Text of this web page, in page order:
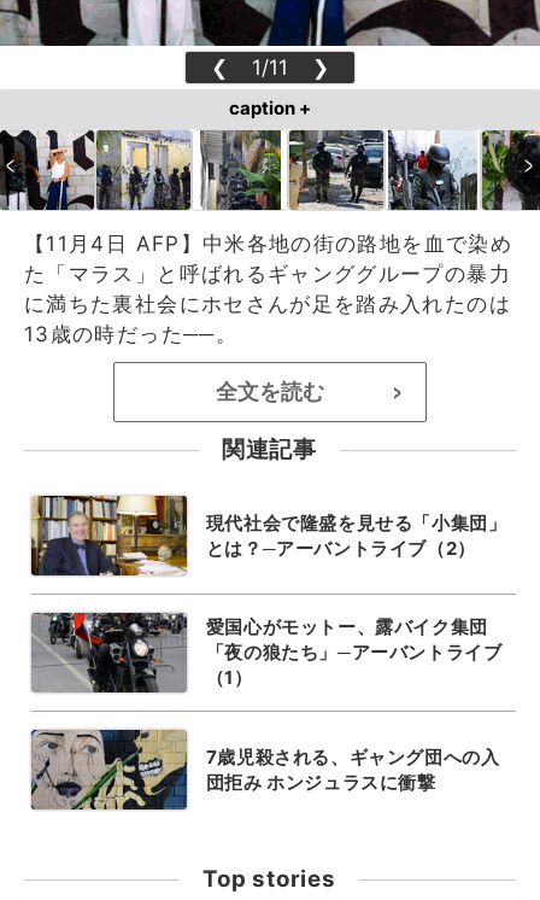
❮ 1/11 ❯
caption +
【11月4日 AFP】中米各地の街の路地を血で染め
た「マラス」と呼ばれるギャンググループの暴力
に満ちた裏社会にホセさんが足を踏み入れたのは
13歳の時だった──。
全文を読む >
関連記事
現代社会で隆盛を見せる「小集団」
とは？─アーバントライブ（2）
愛国心がモットー、露バイク集団
「夜の狼たち」─アーバントライブ
（1）
7歳児殺される、ギャング団への入
団拒み ホンジュラスに衝撃
Top stories